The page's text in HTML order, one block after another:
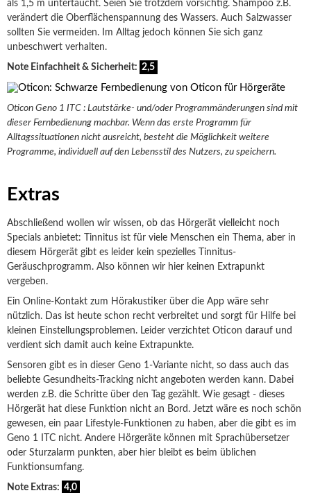
als 1,5 m untertaucht. Seien Sie trotzdem vorsichtig. Shampoo z.B.
verändert die Oberflächenspannung des Wassers. Auch Salzwasser
sollten Sie vermeiden. Im Alltag jedoch können Sie sich ganz
unbeschwert verhalten.
Note Einfachheit & Sicherheit: 2,5
Oticon Geno 1 ITC : Lautstärke- und/oder Programmänderungen sind mit
dieser Fernbedienung machbar. Wenn das erste Programm für
Alltagssituationen nicht ausreicht, besteht die Möglichkeit weitere
Programme, individuell auf den Lebensstil des Nutzers, zu speichern.
Extras
Abschließend wollen wir wissen, ob das Hörgerät vielleicht noch
Specials anbietet: Tinnitus ist für viele Menschen ein Thema, aber in
diesem Hörgerät gibt es leider kein spezielles Tinnitus-
Geräuschprogramm. Also können wir hier keinen Extrapunkt
vergeben.
Ein Online-Kontakt zum Hörakustiker über die App wäre sehr
nützlich. Das ist heute schon recht verbreitet und sorgt für Hilfe bei
kleinen Einstellungsproblemen. Leider verzichtet Oticon darauf und
verdient sich damit auch keine Extrapunkte.
Sensoren gibt es in dieser Geno 1-Variante nicht, so dass auch das
beliebte Gesundheits-Tracking nicht angeboten werden kann. Dabei
werden z.B. die Schritte über den Tag gezählt. Wie gesagt - dieses
Hörgerät hat diese Funktion nicht an Bord. Jetzt wäre es noch schön
gewesen, ein paar Lifestyle-Funktionen zu haben, aber die gibt es im
Geno 1 ITC nicht. Andere Hörgeräte können mit Sprachübersetzer
oder Sturzalarm punkten, aber hier bleibt es beim üblichen
Funktionsumfang.
Note Extras: 4,0